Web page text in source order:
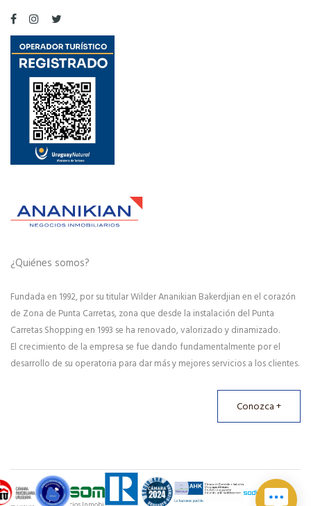
¿Quiénes somos?
Fundada en 1992, por su titular Wilder Ananikian Bakerdjian en el corazón
de Zona de Punta Carretas, zona que desde la instalación del Punta
Carretas Shopping en 1993 se ha renovado, valorizado y dinamizado.
El crecimiento de la empresa se fue dando fundamentalmente por el
desarrollo de su operatoria para dar más y mejores servicios a los clientes.
Conozca +